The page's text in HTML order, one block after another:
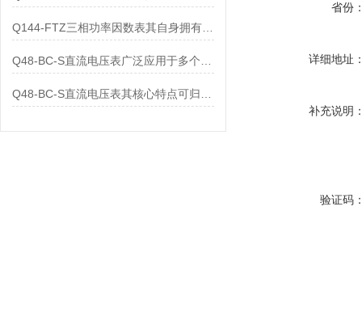
Q144-FTZ三相功率因数表其自身拥有怎样的功能呢？
省份
详细地址
补充说明
验证码